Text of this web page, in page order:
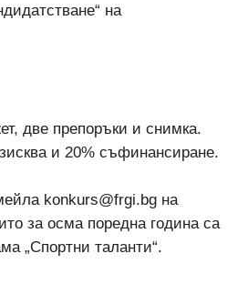
на
две препоръки и снимка.
и 20% съфинансиране.
konkurs@frgi.bg на
за осма поредна година са
„Спортни таланти“.